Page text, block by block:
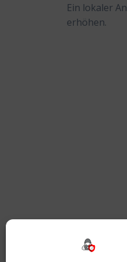
Ein lokaler
erhöhen.